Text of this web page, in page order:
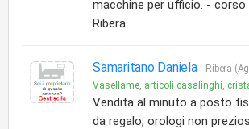
macchine per ufficio. - corso
Ribera
Samaritano Daniela
Ribera
Vasellame, articoli casalinghi,
Vendita al minuto a posto
da regalo, orologi non